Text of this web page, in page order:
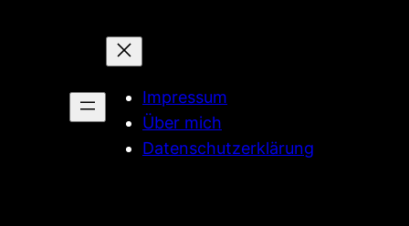
Impressum
Über mich
Datenschutzerklärung